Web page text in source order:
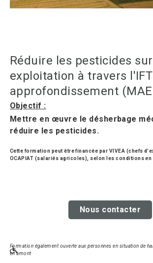
Réduire les pesticides
exploitation à travers
approfondissement
Objectif :
Mettre en œuvre le désherbage
réduire les pesticides.
Cette formation peut être financée par VIVEA (chefs
OCAPIAT (salariés agricoles), selon les conditions en
Nous contacter
Formation également ouverte aux personnes en situation de
en amont